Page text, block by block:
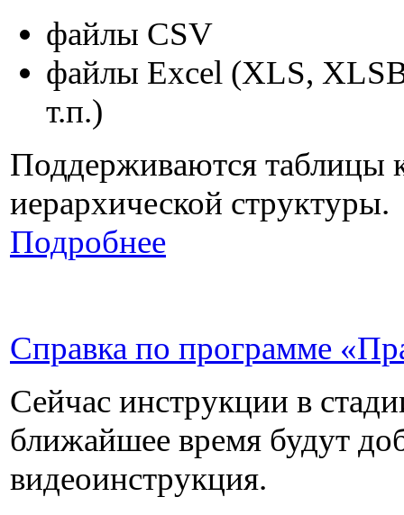
файлы CSV
файлы Excel (XLS,
т.п.)
Поддерживаются таблицы
иерархической структуры.
Подробнее
Справка по программе
Сейчас инструкции в
ближайшее время будут
видеоинструкция.